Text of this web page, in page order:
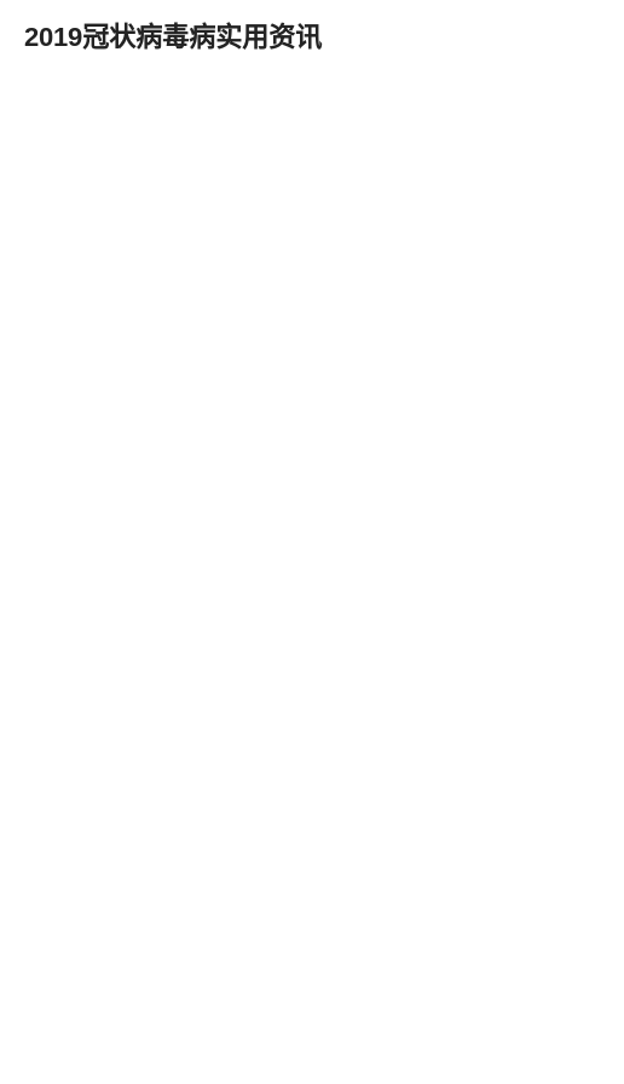
2019冠状病毒病实用资讯